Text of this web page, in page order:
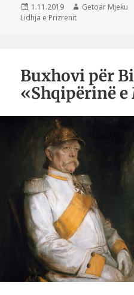
Postuar
më
1.11.2019 Autor
Getoar Mjeku
Lidhja e Prizrenit
Buxhovi për
«Shqipërinë e